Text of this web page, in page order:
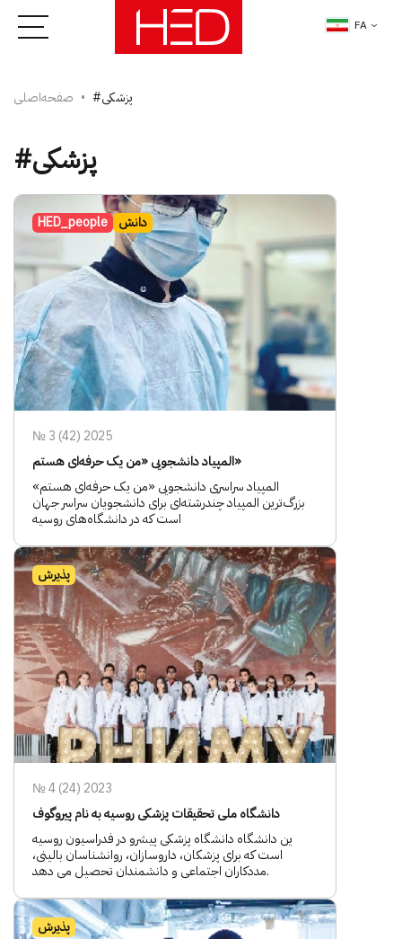
FA
صفحه‌اصلی #پزشکی
#پزشکی
HED_people دانش
№ 3 (42) 2025
المپیاد دانشجویی «من یک حرفه‌ای هستم»
المپیاد سراسری دانشجویی «من یک حرفه‌ای هستم»
بزرگ‌ترین المپیاد چندرشته‌ای برای دانشجویان سراسر جهان
است که در دانشگاه‌های روسیه
پذیرش
№ 4 (24) 2023
دانشگاه ملی تحقیقات پزشکی روسیه به نام پیروگوف
ین دانشگاه دانشگاه پزشکی پیشرو در فدراسیون روسیه
است که برای پزشکان، داروسازان، روانشناسان بالینی،
مددکاران اجتماعی و دانشمندان تحصیل می دهد.
پذیرش